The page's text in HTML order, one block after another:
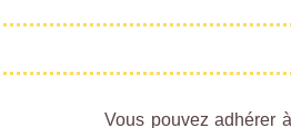
Vous pouvez adhérer